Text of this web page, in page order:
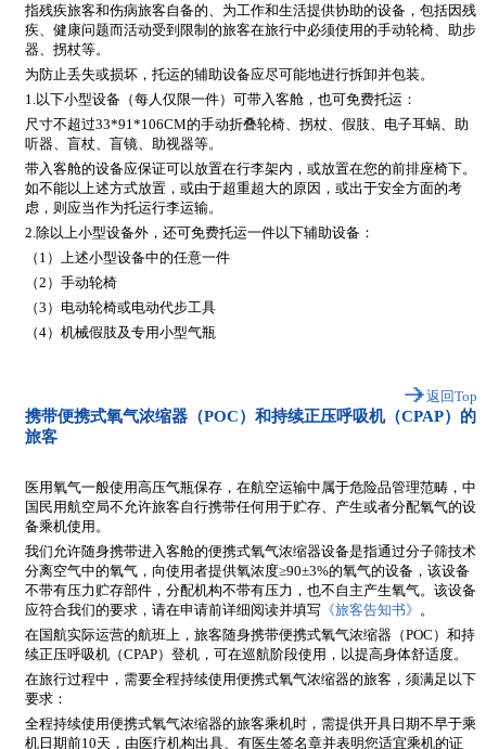
指残疾旅客和伤病旅客自备的、为工作和生活提供协助的设备，包括因残
疾、健康问题而活动受到限制的旅客在旅行中必须使用的手动轮椅、助步
器、拐杖等。
为防止丢失或损坏，托运的辅助设备应尽可能地进行拆卸并包装。
1.以下小型设备（每人仅限一件）可带入客舱，也可免费托运：
尺寸不超过33*91*106CM的手动折叠轮椅、拐杖、假肢、电子耳蜗、助
听器、盲杖、盲镜、助视器等。
带入客舱的设备应保证可以放置在行李架内，或放置在您的前排座椅下。
如不能以上述方式放置，或由于超重超大的原因，或出于安全方面的考
虑，则应当作为托运行李运输。
2.除以上小型设备外，还可免费托运一件以下辅助设备：
（1）上述小型设备中的任意一件
（2）手动轮椅
（3）电动轮椅或电动代步工具
（4）机械假肢及专用小型气瓶
返回Top
携带便携式氧气浓缩器（POC）和持续正压呼吸机（CPAP）的
旅客
医用氧气一般使用高压气瓶保存，在航空运输中属于危险品管理范畴，中
国民用航空局不允许旅客自行携带任何用于贮存、产生或者分配氧气的设
备乘机使用。
我们允许随身携带进入客舱的便携式氧气浓缩器设备是指通过分子筛技术
分离空气中的氧气，向使用者提供氧浓度≥90±3%的氧气的设备，该设备
不带有压力贮存部件，分配机构不带有压力，也不自主产生氧气。该设备
应符合我们的要求，请在申请前详细阅读并填写 《旅客告知书》 。
在国航实际运营的航班上，旅客随身携带便携式氧气浓缩器（POC）和持
续正压呼吸机（CPAP）登机，可在巡航阶段使用，以提高身体舒适度。
在旅行过程中，需要全程持续使用便携式氧气浓缩器的旅客，须满足以下
要求：
全程持续使用便携式氧气浓缩器的旅客乘机时，需提供开具日期不早于乘
机日期前10天，由医疗机构出具、有医生签名章并表明您适宜乘机的证